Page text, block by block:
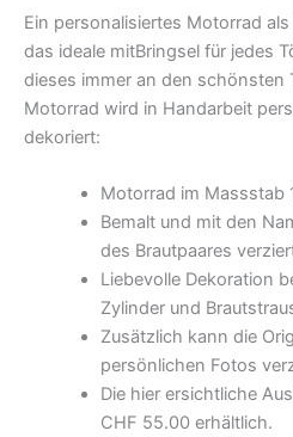
Ein personalisiertes Motorrad
das ideale mitBringsel für jedes
dieses immer an den schönsten
Motorrad wird in Handarbeit
dekoriert:
Motorrad im Massstab
Bemalt und mit den
des Brautpaares
Liebevolle Dekoration
Zylinder und
Zusätzlich kann die
persönlichen Fotos
Die hier ersichtliche
CHF 55.00 erhältlich.